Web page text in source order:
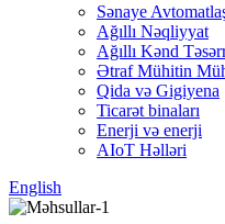
Sənaye
Ağıllı Nəqliyyat
Ağıllı Kənd
Ətraf Mühitin
Qida və Gigiyena
Ticarət binaları
Enerji və enerji
AIoT Həlləri
English